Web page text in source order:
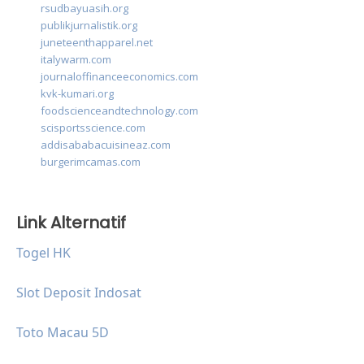
rsudbayuasih.org
publikjurnalistik.org
juneteenthapparel.net
italywarm.com
journaloffinanceeconomics.com
kvk-kumari.org
foodscienceandtechnology.com
scisportsscience.com
addisababacuisineaz.com
burgerimcamas.com
Link Alternatif
Togel HK
Slot Deposit Indosat
Toto Macau 5D